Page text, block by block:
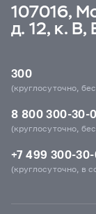
107016,
д. 12, к. В,
300
(круглосуточно,
8 800 300-30-
(круглосуточно,
+7 499 300-
(круглосуточно, в